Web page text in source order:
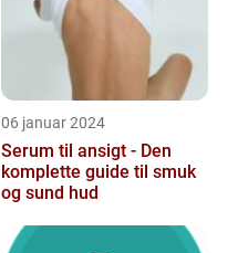
06 januar 2024
Serum til ansigt - Den
komplette guide til smuk
og sund hud